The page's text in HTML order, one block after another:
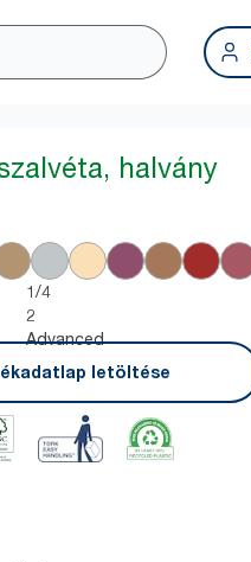
halvány
1/4
2
Advanced
letöltése